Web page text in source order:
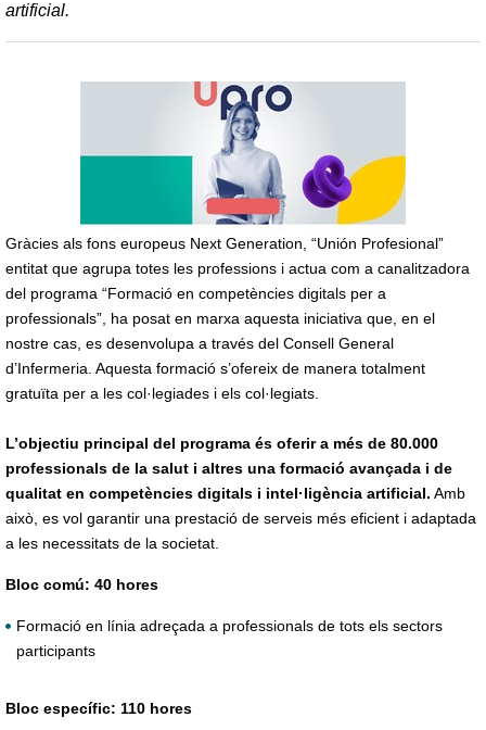
artificial.
Gràcies als fons europeus Next Generation, “Unión Profesional”
entitat que agrupa totes les professions i actua com a canalitzadora
del programa “Formació en competències digitals per a
professionals”, ha posat en marxa aquesta iniciativa que, en el
nostre cas, es desenvolupa a través del Consell General
d’Infermeria. Aquesta formació s’ofereix de manera totalment
gratuïta per a les col·legiades i els col·legiats.
L’objectiu principal del programa és oferir a més de 80.000
professionals de la salut i altres una formació avançada i de
qualitat en competències digitals i intel·ligència artificial. Amb
això, es vol garantir una prestació de serveis més eficient i adaptada
a les necessitats de la societat.
Bloc comú: 40 hores
Formació en línia adreçada a professionals de tots els sectors
participants
Bloc específic: 110 hores